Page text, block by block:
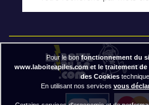
2020
Pour le bonfonctionnement du
www.laboiteapiles.com et le traitement
des Cookies
En utilisant nos services vous